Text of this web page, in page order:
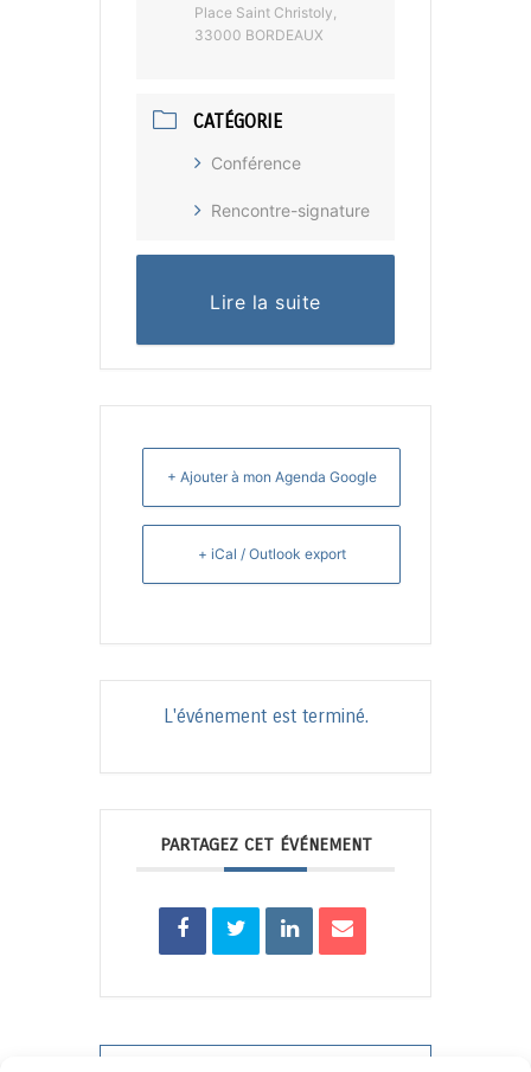
Place Saint Christoly,
33000 BORDEAUX
CATÉGORIE
Conférence
Rencontre-signature
Lire la suite
+ Ajouter à mon Agenda Google
+ iCal / Outlook export
L'événement est terminé.
PARTAGEZ CET ÉVÉNEMENT